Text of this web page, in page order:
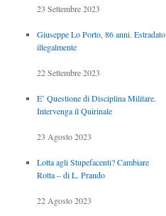
23 Settembre 2023
Giuseppe Lo Porto, 86 anni. Estradato
illegalmente
22 Settembre 2023
E’ Questione di Disciplina Militare.
Intervenga il Quirinale
23 Agosto 2023
Lotta agli Stupefacenti? Cambiare
Rotta – di L. Prando
22 Agosto 2023